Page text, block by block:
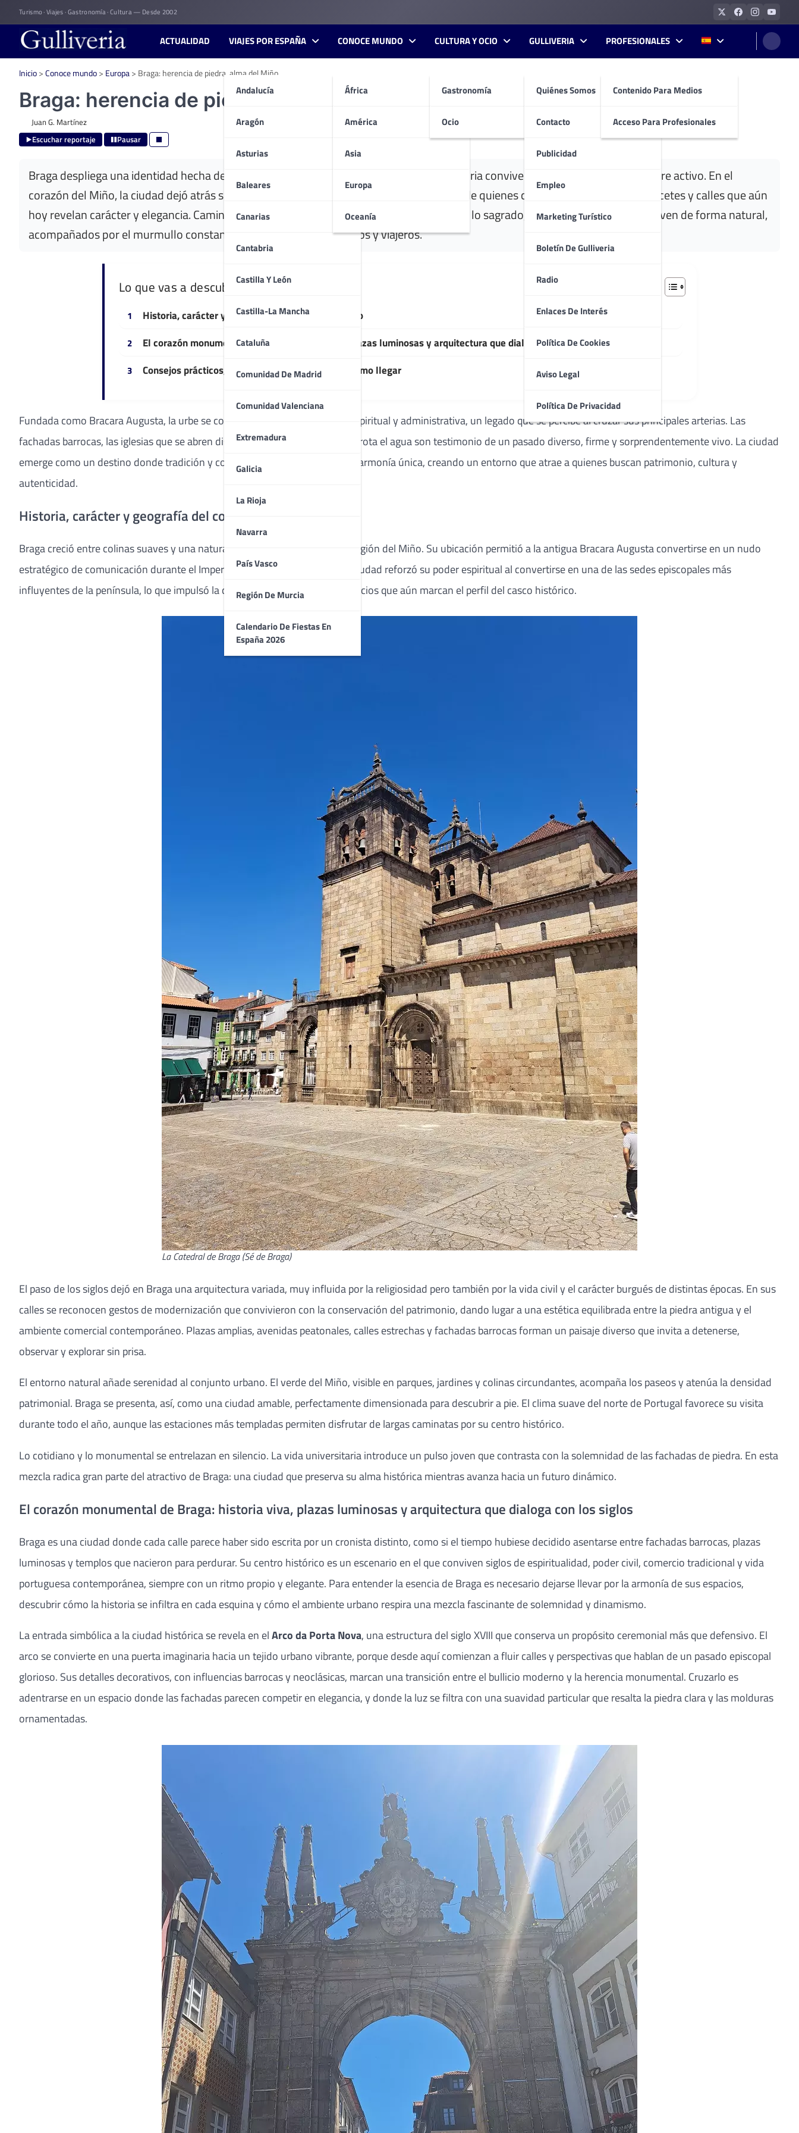
to
content
Turismo · Viajes · Gastronomía · Cultura — Desde 2002
ACTUALIDAD VIAJES POR ESPAÑA
Andalucía
Aragón
Asturias
Baleares
Canarias
Cantabria
Castilla Y León
Castilla-La Mancha
Cataluña
Comunidad De Madrid
Comunidad Valenciana
Extremadura
Galicia
La Rioja
Navarra
País Vasco
Región De Murcia
Calendario De Fiestas En
España 2026
CONOCE MUNDO
África
América
Asia
Europa
Oceanía
CULTURA Y OCIO
Gastronomía
Ocio
GULLIVERIA
Quiénes Somos
Contacto
Publicidad
Empleo
Marketing Turístico
Boletín De Gulliveria
Radio
Enlaces De Interés
Política De Cookies
Aviso Legal
Política De Privacidad
PROFESIONALES
Contenido Para Medios
Acceso Para Profesionales
Inicio>Conoce mundo> Europa> Braga: herencia de piedra, alma del Miño
Braga: herencia de piedra, alma del Miño
Juan G. Martínez
Escuchar reportaje Pausar
Braga despliega una identidad hecha de siglos, rincones delicados y plazas donde la historia convive con un ritmo urbano siempre activo. En el
corazón del Miño, la ciudad dejó atrás su antigua apariencia romana sin perder la huella de quienes construyeron templos, palacetes y calles que aún
hoy revelan carácter y elegancia. Caminar por Braga supone recorrer un escenario donde lo sagrado, lo civil y lo comercial conviven de forma natural,
acompañados por el murmullo constante de estudiantes, peregrinos y viajeros.
Lo que vas a descubrir
Historia, carácter y geografía del corazón del Miño
El corazón monumental de Braga: historia viva, plazas luminosas y arquitectura que dialoga con los siglos
Consejos prácticos, alojamiento, gastronomía y cómo llegar
Fundada como Bracara Augusta, la urbe se convirtió pronto en referencia espiritual y administrativa, un legado que se percibe al cruzar sus principales arterias. Las
fachadas barrocas, las iglesias que se abren discretas y los rincones donde brota el agua son testimonio de un pasado diverso, firme y sorprendentemente vivo. La ciudad
emerge como un destino donde tradición y contemporaneidad forman una armonía única, creando un entorno que atrae a quienes buscan patrimonio, cultura y
autenticidad.
Historia, carácter y geografía del corazón del Miño
Braga creció entre colinas suaves y una naturaleza frondosa que define la región del Miño. Su ubicación permitió a la antigua Bracara Augusta convertirse en un nudo
estratégico de comunicación durante el Imperio romano. Con el tiempo, la ciudad reforzó su poder espiritual al convertirse en una de las sedes episcopales más
influyentes de la península, lo que impulsó la construcción de templos y palacios que aún marcan el perfil del casco histórico.
La Catedral de Braga (Sé de Braga)
El paso de los siglos dejó en Braga una arquitectura variada, muy influida por la religiosidad pero también por la vida civil y el carácter burgués de distintas épocas. En sus
calles se reconocen gestos de modernización que convivieron con la conservación del patrimonio, dando lugar a una estética equilibrada entre la piedra antigua y el
ambiente comercial contemporáneo. Plazas amplias, avenidas peatonales, calles estrechas y fachadas barrocas forman un paisaje diverso que invita a detenerse,
observar y explorar sin prisa.
El entorno natural añade serenidad al conjunto urbano. El verde del Miño, visible en parques, jardines y colinas circundantes, acompaña los paseos y atenúa la densidad
patrimonial. Braga se presenta, así, como una ciudad amable, perfectamente dimensionada para descubrir a pie. El clima suave del norte de Portugal favorece su visita
durante todo el año, aunque las estaciones más templadas permiten disfrutar de largas caminatas por su centro histórico.
Lo cotidiano y lo monumental se entrelazan en silencio. La vida universitaria introduce un pulso joven que contrasta con la solemnidad de las fachadas de piedra. En esta
mezcla radica gran parte del atractivo de Braga: una ciudad que preserva su alma histórica mientras avanza hacia un futuro dinámico.
El corazón monumental de Braga: historia viva, plazas luminosas y arquitectura que dialoga con los siglos
Braga es una ciudad donde cada calle parece haber sido escrita por un cronista distinto, como si el tiempo hubiese decidido asentarse entre fachadas barrocas, plazas
luminosas y templos que nacieron para perdurar. Su centro histórico es un escenario en el que conviven siglos de espiritualidad, poder civil, comercio tradicional y vida
portuguesa contemporánea, siempre con un ritmo propio y elegante. Para entender la esencia de Braga es necesario dejarse llevar por la armonía de sus espacios,
descubrir cómo la historia se infiltra en cada esquina y cómo el ambiente urbano respira una mezcla fascinante de solemnidad y dinamismo.
La entrada simbólica a la ciudad histórica se revela en elArco da Porta Nova, una estructura del siglo XVIII que conserva un propósito ceremonial más que defensivo. El
arco se convierte en una puerta imaginaria hacia un tejido urbano vibrante, porque desde aquí comienzan a fluir calles y perspectivas que hablan de un pasado episcopal
glorioso. Sus detalles decorativos, con influencias barrocas y neoclásicas, marcan una transición entre el bullicio moderno y la herencia monumental. Cruzarlo es
adentrarse en un espacio donde las fachadas parecen competir en elegancia, y donde la luz se filtra con una suavidad particular que resalta la piedra clara y las molduras
ornamentadas.